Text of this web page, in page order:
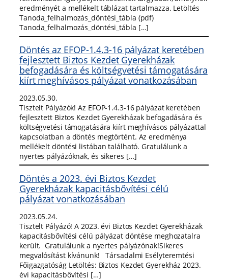
eredményét a mellékelt táblázat tartalmazza. Letöltés
Tanoda_felhalmozás_döntési_tábla (pdf)
Tanoda_felhalmozás_döntési_tábla […]
Döntés az EFOP-1.4.3-16 pályázat keretében
fejlesztett Biztos Kezdet Gyerekházak
befogadására és költségvetési támogatására
kiírt meghívásos pályázat vonatkozásában
2023.05.30.
Tisztelt Pályázók! Az EFOP-1.4.3-16 pályázat keretében
fejlesztett Biztos Kezdet Gyerekházak befogadására és
költségvetési támogatására kiírt meghívásos pályázattal
kapcsolatban a döntés megtörtént. Az eredménya
mellékelt döntési listában található. Gratulálunk a
nyertes pályázóknak, és sikeres […]
Döntés a 2023. évi Biztos Kezdet
Gyerekházak kapacitásbővítési célú
pályázat vonatkozásában
2023.05.24.
Tisztelt Pályázó! A 2023. évi Biztos Kezdet Gyerekházak
kapacitásbővítési célú pályázat döntése meghozatalra
került. Gratulálunk a nyertes pályázónak!Sikeres
megvalósítást kívánunk! Társadalmi Esélyteremtési
Főigazgatóság Letöltés: Biztos Kezdet Gyerekház 2023.
évi kapacitásbővítési […]